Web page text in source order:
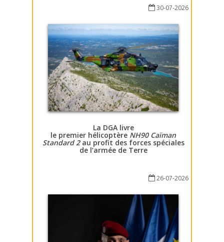
30-07-2026
La DGA livre
le premier hélicoptère NH90 Caïman
Standard 2au profit des forces spéciales
de l’armée de Terre
26-07-2026